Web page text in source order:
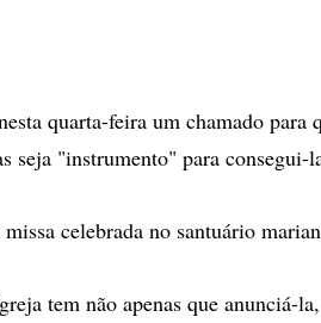
quarta-feira um chamado para
seja "instrumento" para consegui-
celebrada no santuário
tem não apenas que anunciá-